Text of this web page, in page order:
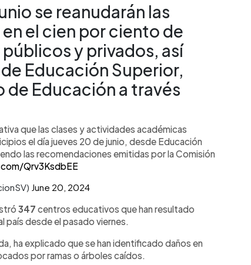
se reanudarán las
el cien por ciento de
y privados, así
Educación Superior,
de Educación a través
que las clases y actividades académicas
el día jueves 20 de junio, desde Educación
las recomendaciones emitidas por la Comisión
Qrv3KsdbEE
June 20, 2024
347 centros educativos que han resultado
país desde el pasado viernes.
ha explicado que se han identificado daños en
por ramas o árboles caídos.